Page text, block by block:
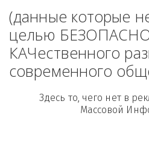
(данные которые
целью
КАЧественного
современного
Здесь то, чего нет в
Массовой